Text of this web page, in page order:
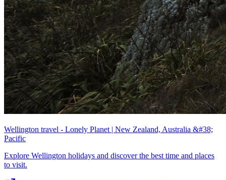
Wellington travel - Lonely Planet | New Zealand, Australia &#38;
Pacific
Explore Wellington holidays and discover the best time and places
to visit.